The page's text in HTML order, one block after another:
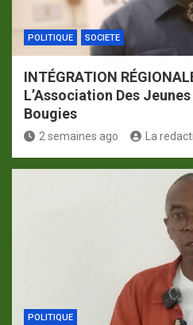
POLITIQUE SOCIETE
INTÉGRATION
L’Association Des
Bougies
2 semaines ago La
POLITIQUE